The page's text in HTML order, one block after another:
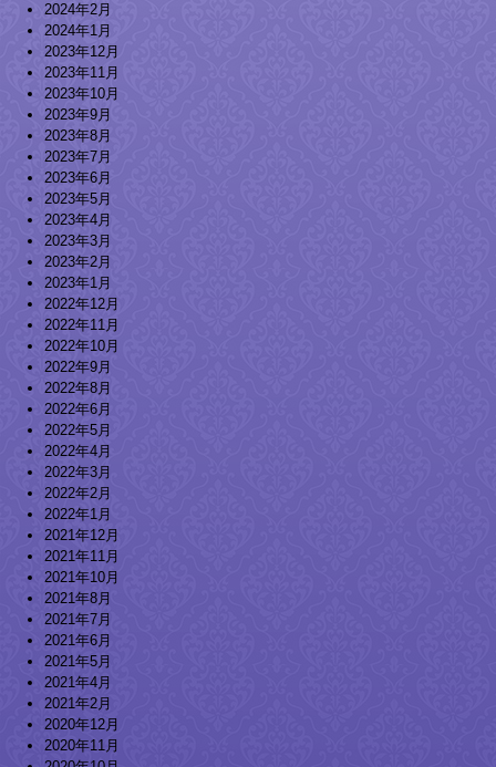
2024年2月
2024年1月
2023年12月
2023年11月
2023年10月
2023年9月
2023年8月
2023年7月
2023年6月
2023年5月
2023年4月
2023年3月
2023年2月
2023年1月
2022年12月
2022年11月
2022年10月
2022年9月
2022年8月
2022年6月
2022年5月
2022年4月
2022年3月
2022年2月
2022年1月
2021年12月
2021年11月
2021年10月
2021年8月
2021年7月
2021年6月
2021年5月
2021年4月
2021年2月
2020年12月
2020年11月